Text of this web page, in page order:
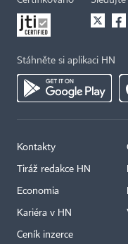
Stáhněte si aplikaci HN
Kontakty
Tiráž redakce HN
Economia
Kariéra v HN
Ceník inzerce